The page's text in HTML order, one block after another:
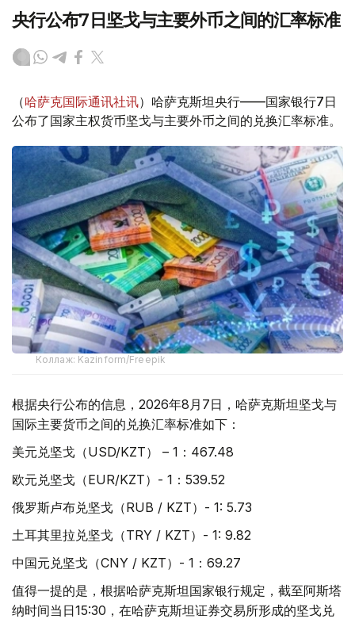
央行公布7日坚戈与主要外币之间的汇率标准
（哈萨克国际通讯社讯）哈萨克斯坦央行——国家银行7日
公布了国家主权货币坚戈与主要外币之间的兑换汇率标准。
Коллаж: Kazinform/Freepik
根据央行公布的信息，2026年8月7日，哈萨克斯坦坚戈与
国际主要货币之间的兑换汇率标准如下：
美元兑坚戈（USD/KZT） – 1：467.48
欧元兑坚戈（EUR/KZT）- 1：539.52
俄罗斯卢布兑坚戈（RUB / KZT）- 1: 5.73
土耳其里拉兑坚戈（TRY / KZT）- 1: 9.82
中国元兑坚戈（CNY / KZT）- 1：69.27
值得一提的是，根据哈萨克斯坦国家银行规定，截至阿斯塔
纳时间当日15:30，在哈萨克斯坦证券交易所形成的坚戈兑